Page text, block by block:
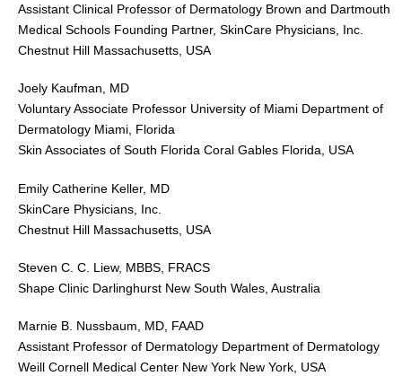
Assistant Clinical Professor of Dermatology Brown and Dartmouth
Medical Schools Founding Partner, SkinCare Physicians, Inc.
Chestnut Hill Massachusetts, USA
Joely Kaufman, MD
Voluntary Associate Professor University of Miami Department of
Dermatology Miami, Florida
Skin Associates of South Florida Coral Gables Florida, USA
Emily Catherine Keller, MD
SkinCare Physicians, Inc.
Chestnut Hill Massachusetts, USA
Steven C. C. Liew, MBBS, FRACS
Shape Clinic Darlinghurst New South Wales, Australia
Marnie B. Nussbaum, MD, FAAD
Assistant Professor of Dermatology Department of Dermatology
Weill Cornell Medical Center New York New York, USA